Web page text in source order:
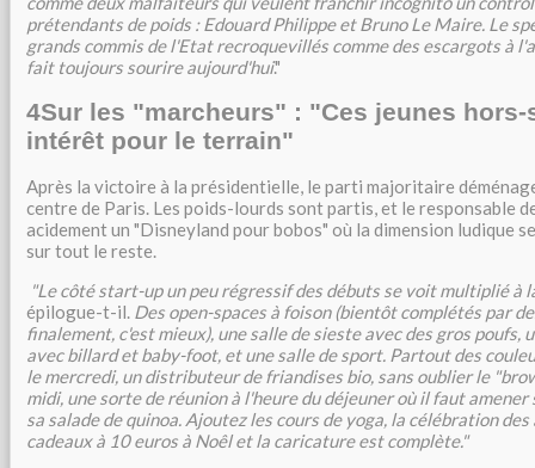
prétendants de poids : Edouard Philippe et Bruno Le Maire. Le
grands commis de l'Etat recroquevillés comme des escargots à
fait toujours sourire aujourd'hui."
4Sur les "marcheurs" : "Ces jeunes
intérêt pour le terrain"
Après la victoire à la présidentielle, le parti majoritaire
centre de Paris. Les poids-lourds sont partis, et le responsable
acidement un "Disneyland pour bobos" où la dimension ludique
sur tout le reste.
"Le côté start-up un peu régressif des débuts se voit multiplié à
épilogue-t-il. Des open-spaces à foison (bientôt complétés par
finalement, c'est mieux), une salle de sieste avec des gros poufs,
avec billard et baby-foot, et une salle de sport. Partout des
le mercredi, un distributeur de friandises bio, sans oublier le
midi, une sorte de réunion à l'heure du déjeuner où il faut amener
sa salade de quinoa. Ajoutez les cours de yoga, la célébration
cadeaux à 10 euros à Noêl et la caricature est complète."